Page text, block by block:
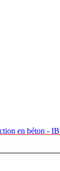
en béton -